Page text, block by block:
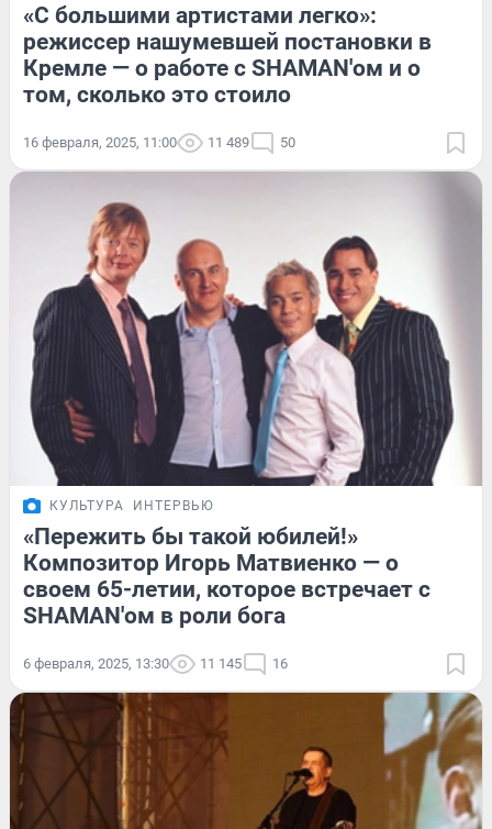
«С большими артистами легко»:
режиссер нашумевшей постановки в
Кремле — о работе с SHAMAN'ом и о
том, сколько это стоило
16 февраля, 2025, 11:00 11 489 50
КУЛЬТУРА ИНТЕРВЬЮ
«Пережить бы такой юбилей!»
Композитор Игорь Матвиенко — о
своем 65-летии, которое встречает с
SHAMAN'ом в роли бога
6 февраля, 2025, 13:30 11 145 16